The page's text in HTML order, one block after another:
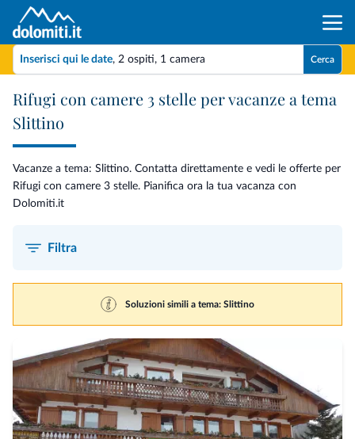
Inserisci qui le date, 2 ospiti, 1 camera Cerca
Rifugi con camere 3 stelle per vacanze a tema
Slittino
Vacanze a tema: Slittino. Contatta direttamente e vedi le offerte per
Rifugi con camere 3 stelle. Pianifica ora la tua vacanza con
Dolomiti.it
Filtra
Soluzioni simili a tema: Slittino